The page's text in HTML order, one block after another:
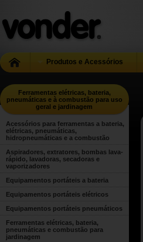
Produtos e Acessórios
Ferramentas elétricas, bateria,
pneumáticas e à combustão para uso
geral e jardinagem
Acessórios para ferramentas a bateria,
elétricas, pneumáticas,
hidropneumáticas e a combustão
Aspiradores, extratores, bombas lava-
rápido, lavadoras, secadoras e
vaporizadores
Equipamentos portáteis a bateria
Equipamentos portáteis elétricos
Equipamentos portáteis pneumáticos
Ferramentas elétricas, bateria,
pneumáticas e combustão para
jardinagem